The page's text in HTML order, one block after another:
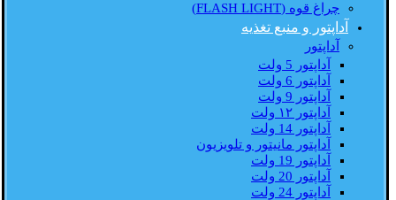
چراغ قوه (FLASH LIGHT)
آداپتور و منبع تغذیه
آداپتور
آداپتور 5 ولت
آداپتور 6 ولت
آداپتور 9 ولت
آداپتور ۱۲ ولت
آداپتور 14 ولت
آداپتور مانیتور و تلویزیون
آداپتور 19 ولت
آداپتور 20 ولت
آداپتور 24 ولت